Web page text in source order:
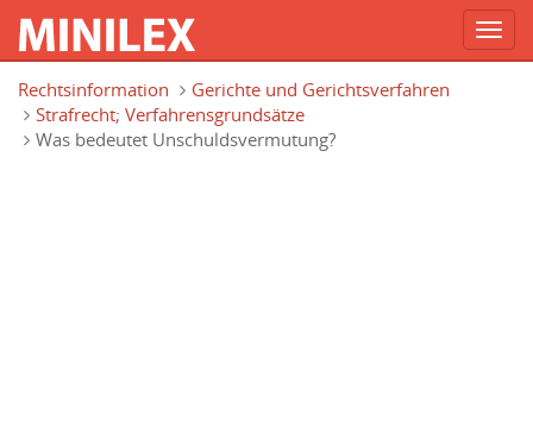
Rechtsinformation
Gerichte und Gerichtsverfahren
Strafrecht; Verfahrensgrundsätze
Was bedeutet Unschuldsvermutung?